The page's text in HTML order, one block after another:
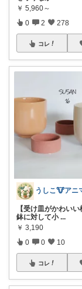
￥ 5,960～
0 2 278
コレ
【受け皿がかわいい
鉢に対して小 ...
￥ 3,190
0 0 10
コレ